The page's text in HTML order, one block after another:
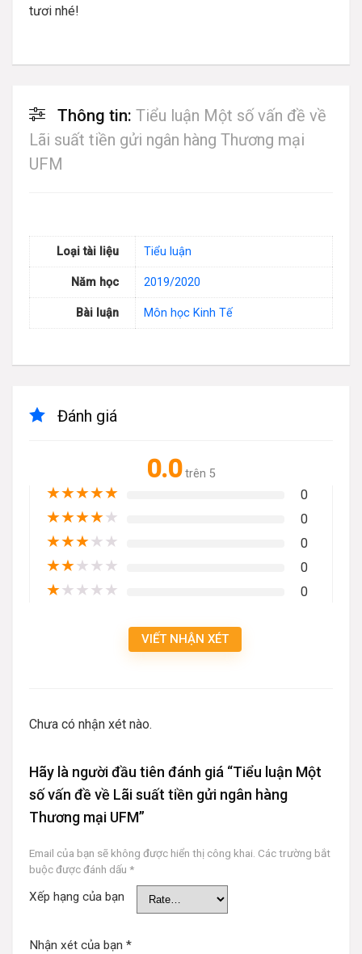
tươi nhé!
Thông tin: Tiểu luận Một số vấn đề về
Lãi suất tiền gửi ngân hàng Thương mại
UFM
Loại tài liệu Tiểu luận
Năm học 2019/2020
Bài luận Môn học Kinh Tế
Đánh giá
0.0 trên 5
★★★★★ 0
★★★★★ 0
★★★★★ 0
★★★★★ 0
★★★★★ 0
VIẾT NHẬN XÉT
Chưa có nhận xét nào.
Hãy là người đầu tiên đánh giá “Tiểu luận Một
số vấn đề về Lãi suất tiền gửi ngân hàng
Thương mại UFM”
Email của bạn sẽ không được hiển thị công khai. Các trường bắt
buộc được đánh dấu *
Xếp hạng của bạn
Nhận xét của bạn *